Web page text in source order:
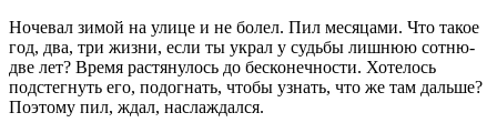
Ночевал зимой на улице и не болел. Пил месяцами. Что такое
год, два, три жизни, если ты украл у судьбы лишнюю сотню-
две лет? Время растянулось до бесконечности. Хотелось
подстегнуть его, подогнать, чтобы узнать, что же там дальше?
Поэтому пил, ждал, наслаждался.